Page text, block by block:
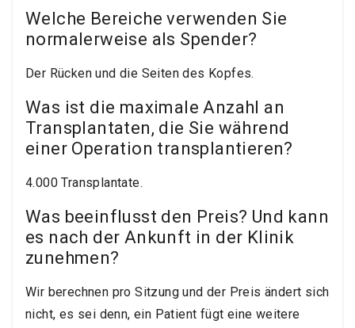
Welche Bereiche verwenden Sie
normalerweise als Spender?
Der Rücken und die Seiten des Kopfes.
Was ist die maximale Anzahl an
Transplantaten, die Sie während
einer Operation transplantieren?
4.000 Transplantate.
Was beeinflusst den Preis? Und kann
es nach der Ankunft in der Klinik
zunehmen?
Wir berechnen pro Sitzung und der Preis ändert sich
nicht, es sei denn, ein Patient fügt eine weitere